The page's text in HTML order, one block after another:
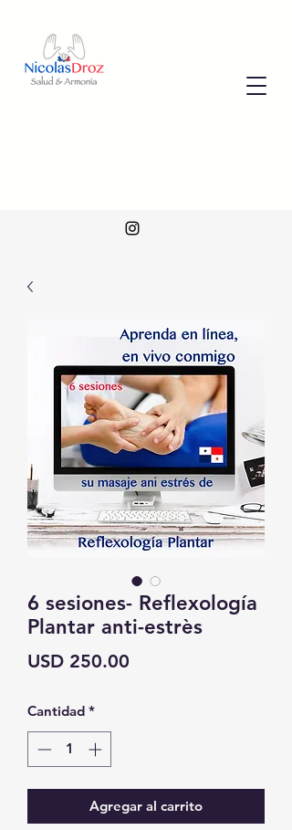
6 sesiones- Reflexología
Plantar anti-estrès
USD 250.00
Cantidad *
Agregar al carrito